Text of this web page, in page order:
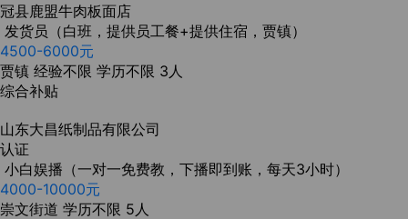
冠县鹿盟牛肉板面店
发货员（白班，提供员工餐+提供住宿，贾镇）
4500-6000元
贾镇 经验不限 学历不限 3人
综合补贴
山东大昌纸制品有限公司
认证
小白娱播（一对一免费教，下播即到账，每天3小时）
4000-10000元
崇文街道 学历不限 5人